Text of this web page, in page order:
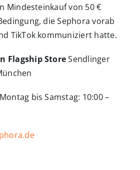
Mindesteinkauf von 50 €
die Sephora vorab
TikTok kommuniziert hatte.
Flagship StoreSendlinger
Montag bis Samstag: 10:00 –